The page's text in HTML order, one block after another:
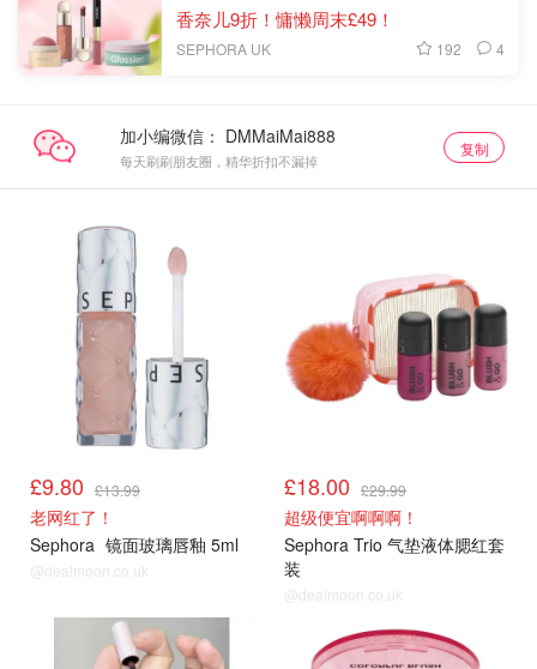
香奈儿9折！慵懒周末£49！
SEPHORA UK 192 4
加小编微信：
每天刷刷朋友圈，精华折扣不漏掉
复制
£9.80 £13.99
老网红了！
Sephora 镜面玻璃唇釉 5ml
@dealmoon.co.uk
£18.00 £29.99
超级便宜啊啊啊！
Sephora Trio 气垫液体腮红套
装
@dealmoon.co.uk